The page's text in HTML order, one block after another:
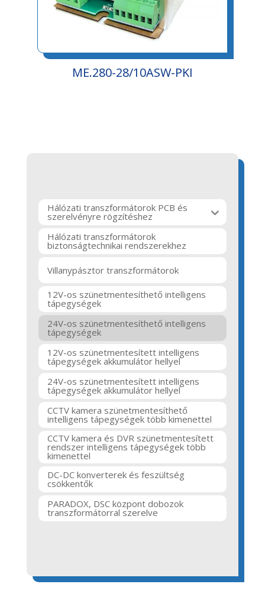
ME.280-28/10ASW-PKI
Hálózati transzformátorok PCB és
szerelvényre rögzítéshez
Hálózati transzformátorok
biztonságtechnikai rendszerekhez
Villanypásztor transzformátorok
12V-os szünetmentesíthető intelligens
tápegységek
24V-os szünetmentesíthető intelligens
tápegységek
12V-os szünetmentesített intelligens
tápegységek akkumulátor hellyel
24V-os szünetmentesített intelligens
tápegységek akkumulátor hellyel
CCTV kamera szünetmentesíthető
intelligens tápegységek több kimenettel
CCTV kamera és DVR szünetmentesített
rendszer intelligens tápegységek több
kimenettel
DC-DC konverterek és feszültség
csökkentők
PARADOX, DSC központ dobozok
transzformátorral szerelve